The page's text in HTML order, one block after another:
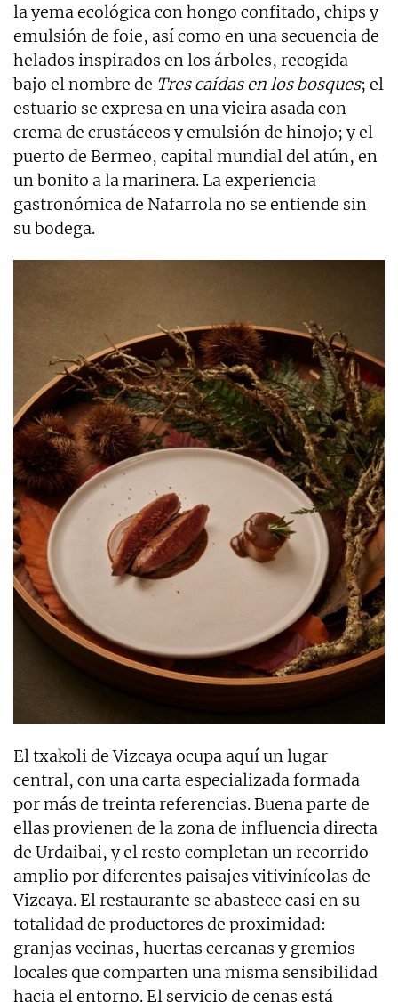
la yema ecológica con hongo confitado, chips y
emulsión de foie, así como en una secuencia de
helados inspirados en los árboles, recogida
bajo el nombre de Tres caídas en los bosques; el
estuario se expresa en una vieira asada con
crema de crustáceos y emulsión de hinojo; y el
puerto de Bermeo, capital mundial del atún, en
un bonito a la marinera. La experiencia
gastronómica de Nafarrola no se entiende sin
su bodega.
El txakoli de Vizcaya ocupa aquí un lugar
central, con una carta especializada formada
por más de treinta referencias. Buena parte de
ellas provienen de la zona de influencia directa
de Urdaibai, y el resto completan un recorrido
amplio por diferentes paisajes vitivinícolas de
Vizcaya. El restaurante se abastece casi en su
totalidad de productores de proximidad:
granjas vecinas, huertas cercanas y gremios
locales que comparten una misma sensibilidad
hacia el entorno. El servicio de cenas está